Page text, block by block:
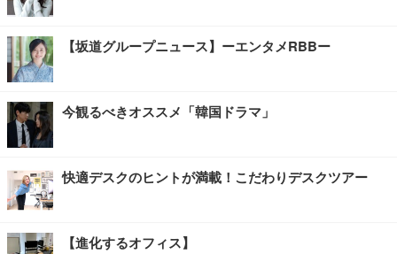
【坂道グループニュース】ーエンタメRBBー
今観るべきオススメ「韓国ドラマ」
快適デスクのヒントが満載！こだわりデスクツアー
【進化するオフィス】